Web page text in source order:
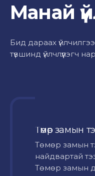
Манай
Бид дараах
түвшинд үйлчлүүлэгч
Төмөр замын
Төмөр замын
найдвартай
Төмөр замын